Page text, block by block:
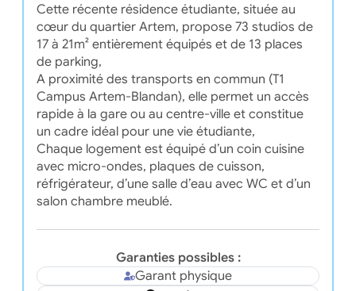
Cette récente résidence étudiante, située au
cœur du quartier Artem, propose 73 studios de
17 à 21m² entièrement équipés et de 13 places
de parking,
A proximité des transports en commun (T1
Campus Artem-Blandan), elle permet un accès
rapide à la gare ou au centre-ville et constitue
un cadre idéal pour une vie étudiante,
Chaque logement est équipé d’un coin cuisine
avec micro-ondes, plaques de cuisson,
réfrigérateur, d’une salle d’eau avec WC et d’un
salon chambre meublé.
Garanties possibles :
Garant physique